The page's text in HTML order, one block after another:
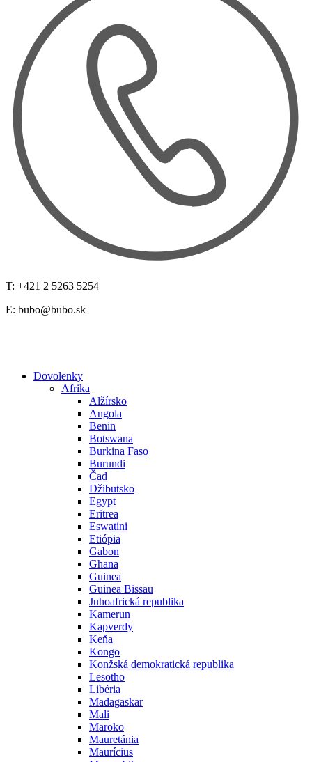
T: +421 2 5263 5254
E: bubo@bubo.sk
Dovolenky
Afrika
Alžírsko
Angola
Benin
Botswana
Burkina Faso
Burundi
Čad
Džibutsko
Egypt
Eritrea
Eswatini
Etiópia
Gabon
Ghana
Guinea
Guinea Bissau
Juhoafrická republika
Kamerun
Kapverdy
Keňa
Kongo
Konžská demokratická republika
Lesotho
Libéria
Madagaskar
Mali
Maroko
Mauretánia
Maurícius